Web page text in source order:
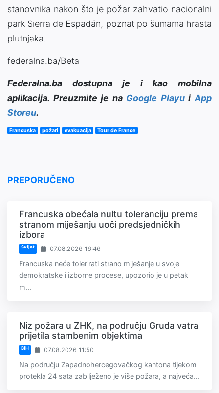
stanovnika nakon što je požar zahvatio nacionalni
park Sierra de Espadán, poznat po šumama hrasta
plutnjaka.
federalna.ba/Beta
Federalna.ba dostupna je i kao mobilna
aplikacija. Preuzmite je na Google PlayuiApp
Storeu.
Francuska požari evakuacija Tour de France
PREPORUČENO
Francuska obećala nultu toleranciju prema
stranom miješanju uoči predsjedničkih
izbora
Svijet 07.08.2026 16:46
Francuska neće tolerirati strano miješanje u svoje
demokratske i izborne procese, upozorio je u petak
m...
Niz požara u ZHK, na području Gruda vatra
prijetila stambenim objektima
BiH 07.08.2026 11:50
Na području Zapadnohercegovačkog kantona tijekom
protekla 24 sata zabilježeno je više požara, a najveća...